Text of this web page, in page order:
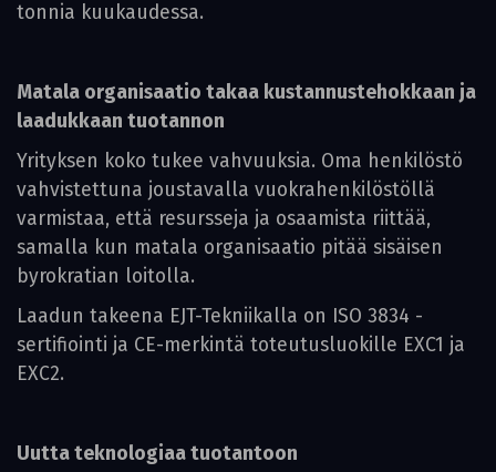
tonnia kuukaudessa.
Matala organisaatio takaa kustannustehokkaan ja
laadukkaan tuotannon
Yrityksen koko tukee vahvuuksia. Oma henkilöstö
vahvistettuna joustavalla vuokrahenkilöstöllä
varmistaa, että resursseja ja osaamista riittää,
samalla kun matala organisaatio pitää sisäisen
byrokratian loitolla.
Laadun takeena EJT-Tekniikalla on ISO 3834 -
sertifiointi ja CE-merkintä toteutusluokille EXC1 ja
EXC2.
Uutta teknologiaa tuotantoon